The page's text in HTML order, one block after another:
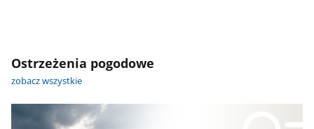
Ostrzeżenia pogodowe
zobacz wszystkie